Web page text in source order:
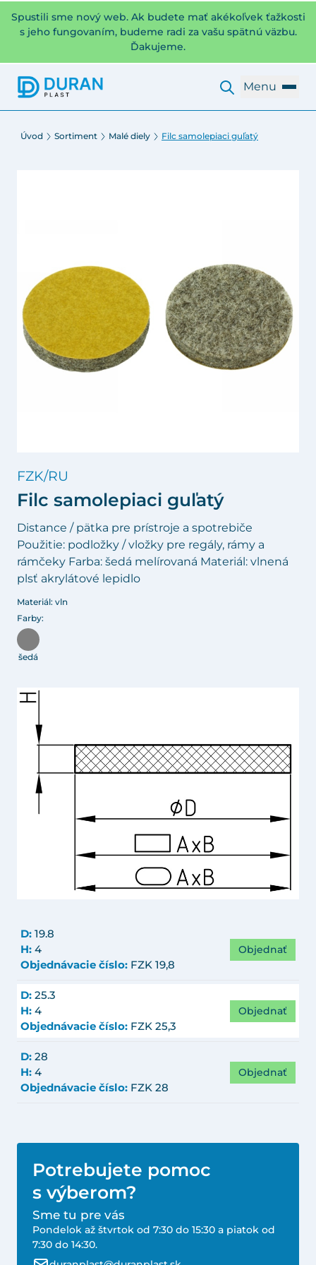
Spustili sme nový web. Ak budete mať akékoľvek ťažkosti
s jeho fungovaním, budeme radi za vašu spätnú väzbu.
Ďakujeme.
Menu
Úvod Sortiment Malé diely Filc samolepiaci guľatý
FZK/RU
Filc samolepiaci guľatý
Distance / pätka pre prístroje a spotrebiče
Použitie: podložky / vložky pre regály, rámy a
rámčeky Farba: šedá melírovaná Materiál: vlnená
plsť akrylátové lepidlo
Materiál: vln
Farby:
šedá
D: 19.8
H: 4
Objednávacie číslo: FZK 19,8
Objednať
D: 25.3
H: 4
Objednávacie číslo: FZK 25,3
Objednať
D: 28
H: 4
Objednávacie číslo: FZK 28
Objednať
Potrebujete pomoc
s výberom?
Sme tu pre vás
Pondelok až štvrtok od 7:30 do 15:30 a piatok od
7:30 do 14:30.